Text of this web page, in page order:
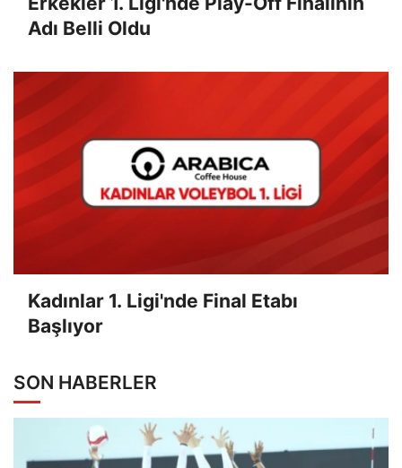
Adı Belli Oldu
Kadınlar 1. Ligi'nde Final Etabı
Başlıyor
SON HABERLER